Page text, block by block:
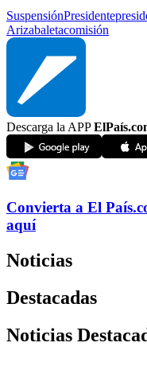
SuspensiónPresidente
Arizabaletacomisión
Descarga la APP
Convierta a El País
aquí
Noticias
Destacadas
Noticias